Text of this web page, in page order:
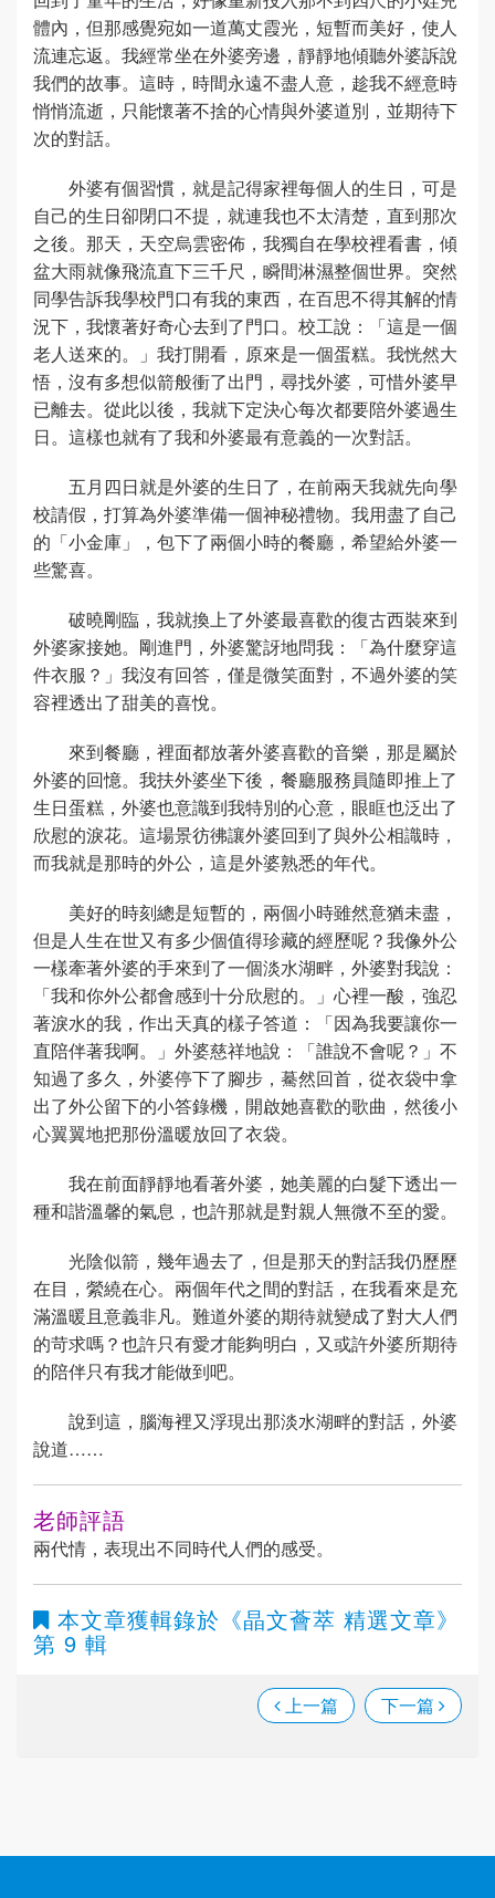
體內，但那感覺宛如一道萬丈霞光，短暫而美好，使人
流連忘返。我經常坐在外婆旁邊，靜靜地傾聽外婆訴說
我們的故事。這時，時間永遠不盡人意，趁我不經意時
悄悄流逝，只能懷著不捨的心情與外婆道別，並期待下
次的對話。
外婆有個習慣，就是記得家裡每個人的生日，可是
自己的生日卻閉口不提，就連我也不太清楚，直到那次
之後。那天，天空烏雲密佈，我獨自在學校裡看書，傾
盆大雨就像飛流直下三千尺，瞬間淋濕整個世界。突然
同學告訴我學校門口有我的東西，在百思不得其解的情
況下，我懷著好奇心去到了門口。校工說：「這是一個
老人送來的。」我打開看，原來是一個蛋糕。我恍然大
悟，沒有多想似箭般衝了出門，尋找外婆，可惜外婆早
已離去。從此以後，我就下定決心每次都要陪外婆過生
日。這樣也就有了我和外婆最有意義的一次對話。
五月四日就是外婆的生日了，在前兩天我就先向學
校請假，打算為外婆準備一個神秘禮物。我用盡了自己
的「小金庫」，包下了兩個小時的餐廳，希望給外婆一
些驚喜。
破曉剛臨，我就換上了外婆最喜歡的復古西裝來到
外婆家接她。剛進門，外婆驚訝地問我：「為什麼穿這
件衣服？」我沒有回答，僅是微笑面對，不過外婆的笑
容裡透出了甜美的喜悅。
來到餐廳，裡面都放著外婆喜歡的音樂，那是屬於
外婆的回憶。我扶外婆坐下後，餐廳服務員隨即推上了
生日蛋糕，外婆也意識到我特別的心意，眼眶也泛出了
欣慰的淚花。這場景彷彿讓外婆回到了與外公相識時，
而我就是那時的外公，這是外婆熟悉的年代。
美好的時刻總是短暫的，兩個小時雖然意猶未盡，
但是人生在世又有多少個值得珍藏的經歷呢？我像外公
一樣牽著外婆的手來到了一個淡水湖畔，外婆對我說：
「我和你外公都會感到十分欣慰的。」心裡一酸，強忍
著淚水的我，作出天真的樣子答道：「因為我要讓你一
直陪伴著我啊。」外婆慈祥地說：「誰說不會呢？」不
知過了多久，外婆停下了腳步，驀然回首，從衣袋中拿
出了外公留下的小答錄機，開啟她喜歡的歌曲，然後小
心翼翼地把那份溫暖放回了衣袋。
我在前面靜靜地看著外婆，她美麗的白髮下透出一
種和諧溫馨的氣息，也許那就是對親人無微不至的愛。
光陰似箭，幾年過去了，但是那天的對話我仍歷歷
在目，縈繞在心。兩個年代之間的對話，在我看來是充
滿溫暖且意義非凡。難道外婆的期待就變成了對大人們
的苛求嗎？也許只有愛才能夠明白，又或許外婆所期待
的陪伴只有我才能做到吧。
說到這，腦海裡又浮現出那淡水湖畔的對話，外婆
說道……
老師評語
兩代情，表現出不同時代人們的感受。
本文章獲輯錄於 《晶文薈萃 精選文章》
第 9 輯
上一篇 下一篇